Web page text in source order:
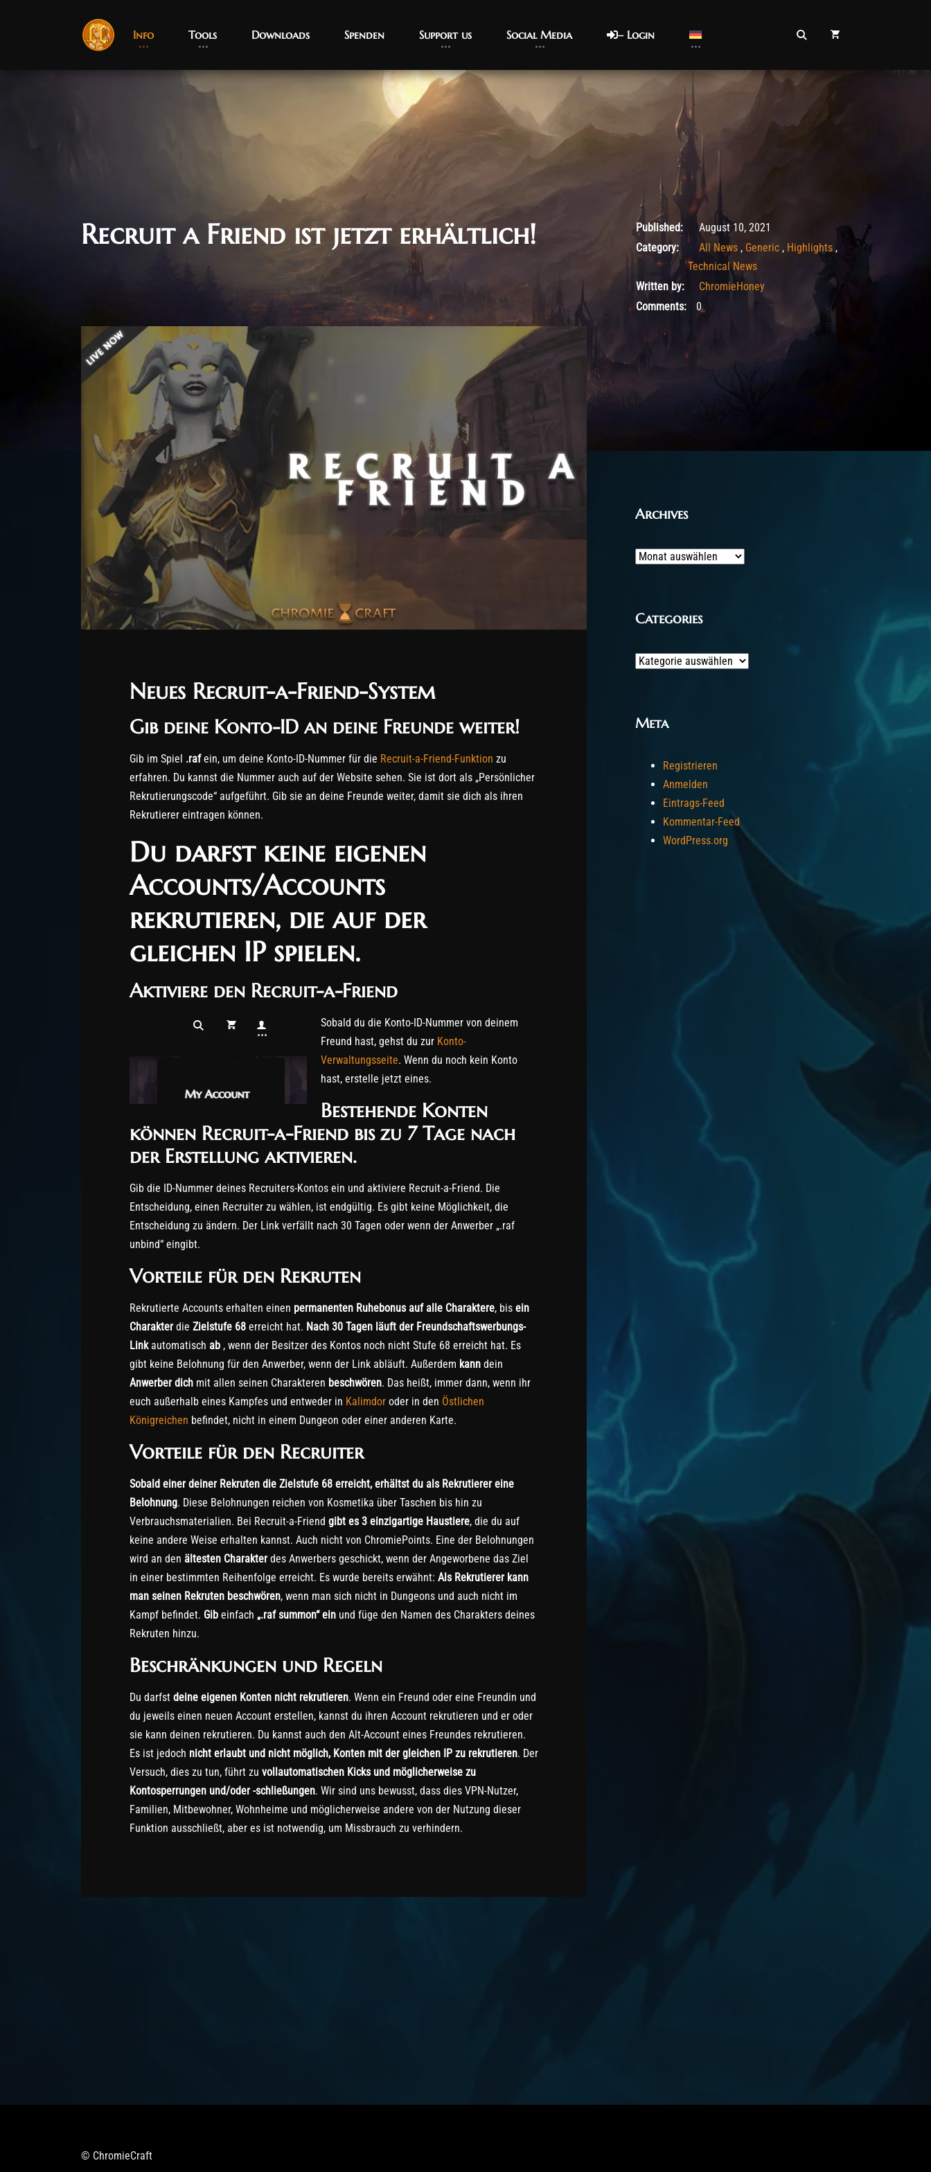
Info Tools Downloads Spenden Support us Social Media – Login
Recruit a Friend ist jetzt erhältlich! August 10, 2021
Published:
August 10, 2021
Category:
All News , Generic , Highlights ,
Technical News
Written by:
ChromieHoney
Comments:
0
Neues Recruit-a-Friend-System
Gib deine Konto-ID an deine Freunde weiter!
Gib im Spiel .rafein, um deine Konto-ID-Nummer für die Recruit-a-Friend-Funktion zu
erfahren. Du kannst die Nummer auch auf der Website sehen. Sie ist dort als „Persönlicher
Rekrutierungscode“ aufgeführt. Gib sie an deine Freunde weiter, damit sie dich als ihren
Rekrutierer eintragen können.
Du darfstkeine eigenen
Accounts/Accounts
rekrutieren, die auf der
gleichen IP spielen.
Aktiviere den Recruit-a-Friend
Sobald du die Konto-ID-Nummer von deinem
Freund hast, gehst du zur Konto-
Verwaltungsseite. Wenn du noch kein Konto
hast, erstelle jetzt eines.
Bestehende Konten
können Recruit-a-Friend bis zu 7 Tage nach
der Erstellung aktivieren.
Gib die ID-Nummer deines Recruiters-Kontos ein und aktiviere Recruit-a-Friend. Die
Entscheidung, einen Recruiter zu wählen, ist endgültig. Es gibt keine Möglichkeit, die
Entscheidung zu ändern. Der Link verfällt nach 30 Tagen oder wenn der Anwerber „.raf
unbind“ eingibt.
Vorteile für den Rekruten
Rekrutierte Accounts erhalten einen permanenten Ruhebonus auf alle Charaktere, bis ein
Charakterdie Zielstufe 68 erreicht hat. Nach 30 Tagen läuft der Freundschaftswerbungs-
Link automatisch ab , wenn der Besitzer des Kontos noch nicht Stufe 68 erreicht hat. Es
gibt keine Belohnung für den Anwerber, wenn der Link abläuft. Außerdem kann dein
Anwerber dich mit allen seinen Charakteren beschwören. Das heißt, immer dann, wenn ihr
euch außerhalb eines Kampfes und entweder in Kalimdor oder in den Östlichen
Königreichen befindet, nicht in einem Dungeon oder einer anderen Karte.
Vorteile für den Recruiter
Sobald einer deiner Rekruten die Zielstufe 68 erreicht, erhältst du als Rekrutierer eine
Belohnung. Diese Belohnungen reichen von Kosmetika über Taschen bis hin zu
Verbrauchsmaterialien. Bei Recruit-a-Friend gibt es 3 einzigartige Haustiere, die du auf
keine andere Weise erhalten kannst. Auch nicht von ChromiePoints. Eine der Belohnungen
wird an den ältesten Charakterdes Anwerbers geschickt, wenn der Angeworbene das Ziel
in einer bestimmten Reihenfolge erreicht. Es wurde bereits erwähnt: Als Rekrutierer kann
man seinen Rekruten beschwören, wenn man sich nicht in Dungeons und auch nicht im
Kampf befindet. Gib einfach „.raf summon“ ein und füge den Namen des Charakters deines
Rekruten hinzu.
Beschränkungen und Regeln
Du darfst deine eigenen Konten nicht rekrutieren. Wenn ein Freund oder eine Freundin und
du jeweils einen neuen Account erstellen, kannst du ihren Account rekrutieren und er oder
sie kann deinen rekrutieren. Du kannst auch den Alt-Account eines Freundes rekrutieren.
Es ist jedoch nicht erlaubt und nicht möglich, Konten mit der gleichen IP zu rekrutieren. Der
Versuch, dies zu tun, führt zu vollautomatischen Kicks und möglicherweise zu
Kontosperrungen und/oder -schließungen. Wir sind uns bewusst, dass dies VPN-Nutzer,
Familien, Mitbewohner, Wohnheime und möglicherweise andere von der Nutzung dieser
Funktion ausschließt, aber es ist notwendig, um Missbrauch zu verhindern.
Archives
Archives
Categories
Categories
Meta
Registrieren
Anmelden
Eintrags-Feed
Kommentar-Feed
WordPress.org
© ChromieCraft